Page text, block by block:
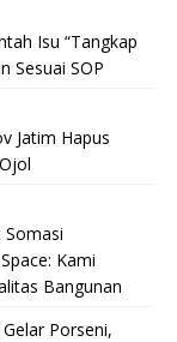
Isu “Tangkap
Sesuai SOP
Jatim Hapus
Somasi
Kami
Bangunan
Porseni,